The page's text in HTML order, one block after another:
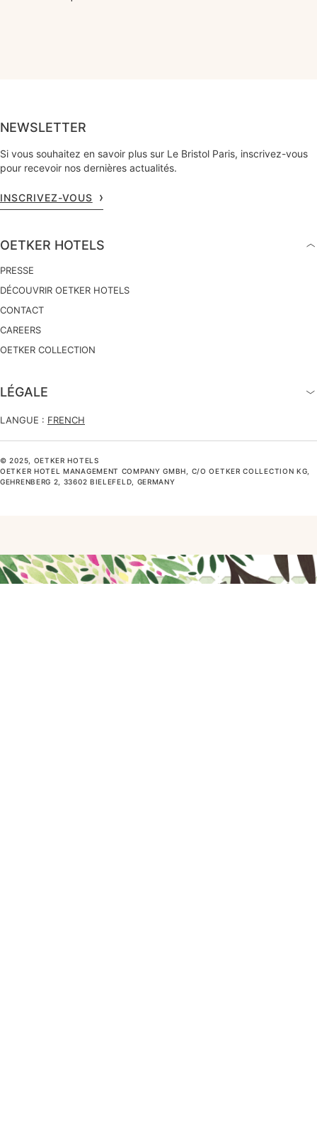
NEWSLETTER
Si vous souhaitez en savoir plus sur Le Bristol Paris, inscrivez-vous
pour recevoir nos dernières actualités.
INSCRIVEZ-VOUS
OETKER HOTELS
PRESSE
DÉCOUVRIR OETKER HOTELS
CONTACT
CAREERS
OETKER COLLECTION
LÉGALE
LANGUE : FRENCH
© 2025, OETKER HOTELS
OETKER HOTEL MANAGEMENT COMPANY GMBH, C/O OETKER COLLECTION KG,
GEHRENBERG 2, 33602 BIELEFELD, GERMANY